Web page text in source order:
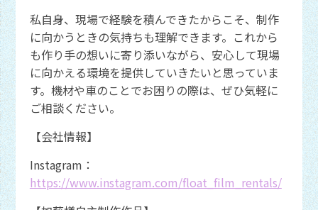
私自身、現場で経験を積んできたからこそ、制作
に向かうときの気持ちも理解できます。これから
も作り手の想いに寄り添いながら、安心して現場
に向かえる環境を提供していきたいと思っていま
す。機材や車のことでお困りの際は、ぜひ気軽に
ご相談ください。
【会社情報】
Instagram：
https://www.instagram.com/float_film_rentals/